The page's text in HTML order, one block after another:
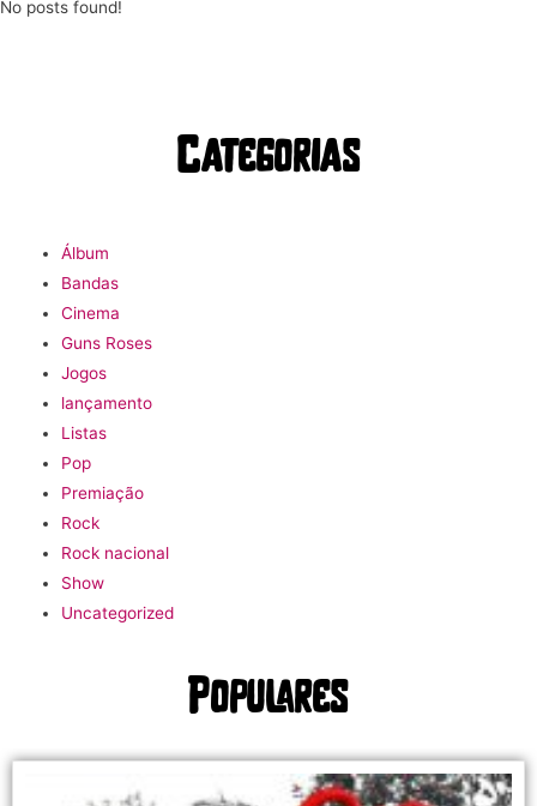
No posts found!
Categorias
Álbum
Bandas
Cinema
Guns Roses
Jogos
lançamento
Listas
Pop
Premiação
Rock
Rock nacional
Show
Uncategorized
Populares